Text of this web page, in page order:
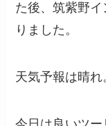
た後、筑紫野
りました。
天気予報は晴れ